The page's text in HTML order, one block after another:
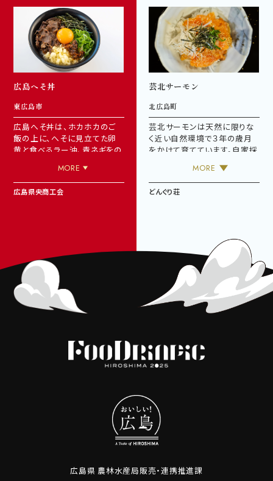
味がぎゅ～と詰まっています！
「竹原バーガー」が食べられる
のは こちら（道の駅たけはら）
※フードリンピック開催に伴い
2/8～3/4まで先行販売を実施
します。
※新商品としての販売は４月
上旬からを予定しております。
広島へそ丼
東広島市
広島へそ丼は、ホカホカのご
飯の上に、へそに見立てた卵
黄と食べるラー油、青ネギをの
が「きほん」。牛しぐれ煮や焼き
豚、天ぷら、ローストビーフ、ち
りめん……独自のトッピングを
MORE
広島県央商工会
芸北サーモン
北広島町
芸北サーモンは天然に限りな
く近い自然環境で３年の歳月
をかけて育てています。自家採
て丁寧に管理しており、寄生虫
や病気対策のための薬品も使
用していません。源流域の冷た
ていながら、濃厚で上品な味
わいで、魚特有の臭みもなく生
食できます。大自然の中でたく
ましく育った、格別な味わいを
お届けします。
「芸北サーモン丼」が食べられ
（おこめの”わ
MORE
どんぐり荘
広島県 農林水産局販売・連携推進課